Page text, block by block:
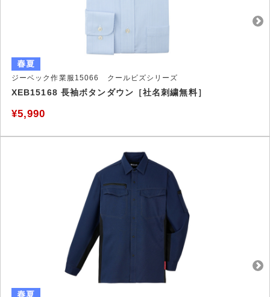
ジーベック作業服15066 クールビズシリーズ
XEB15168 長袖ボタンダウン［社名刺繍無料］
¥5,990